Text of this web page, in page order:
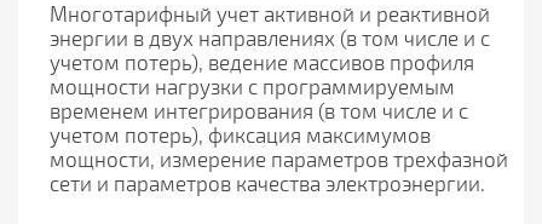
Многотарифный учет активной и реактивной
энергии в двух направлениях (в том числе и с
учетом потерь), ведение массивов профиля
мощности нагрузки с программируемым
временем интегрирования (в том числе и с
учетом потерь), фиксация максимумов
мощности, измерение параметров трехфазной
сети и параметров качества электроэнергии.